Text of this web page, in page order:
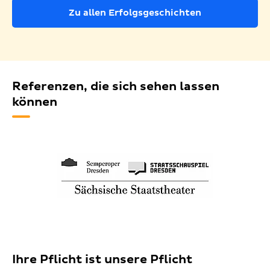
Zu allen Erfolgsgeschichten
Referenzen, die sich sehen lassen
können
Ihre Pflicht ist unsere Pflicht